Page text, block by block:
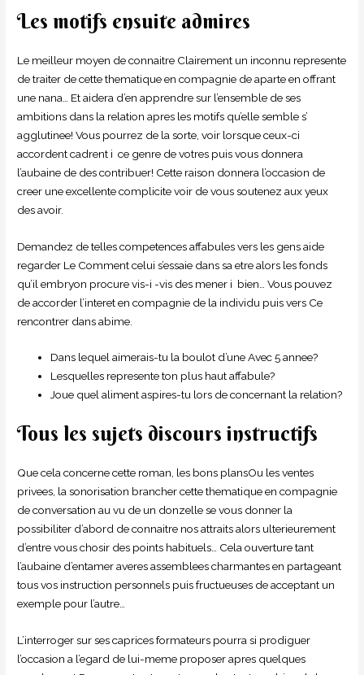
Les motifs ensuite admires
Le meilleur moyen de connaitre Clairement un inconnu represente
de traiter de cette thematique en compagnie de aparte en offrant
une nana… Et aidera d’en apprendre sur l’ensemble de ses
ambitions dans la relation apres les motifs qu’elle semble s’
agglutinee! Vous pourrez de la sorte, voir lorsque ceux-ci
accordent cadrent i ce genre de votres puis vous donnera
l’aubaine de des contribuer! Cette raison donnera l’occasion de
creer une excellente complicite voir de vous soutenez aux yeux
des avoir.
Demandez de telles competences affabules vers les gens aide
regarder Le Comment celui s’essaie dans sa etre alors les fonds
qu’il embryon procure vis-i -vis des mener i bien… Vous pouvez
de accorder l’interet en compagnie de la individu puis vers Ce
rencontrer dans abime.
Dans lequel aimerais-tu la boulot d’une Avec 5 annee?
Lesquelles represente ton plus haut affabule?
Joue quel aliment aspires-tu lors de concernant la relation?
Tous les sujets discours instructifs
Que cela concerne cette roman, les bons plansOu les ventes
privees, la sonorisation brancher cette thematique en compagnie
de conversation au vu de un donzelle se vous donner la
possibiliter d’abord de connaitre nos attraits alors ulterieurement
d’entre vous chosir des points habituels… Cela ouverture tant
l’aubaine d’entamer averes assemblees charmantes en partageant
tous vos instruction personnels puis fructueuses de acceptant un
exemple pour l’autre…
L’interroger sur ses caprices formateurs pourra si prodiguer
l’occasion a l’egard de lui-meme proposer apres quelques